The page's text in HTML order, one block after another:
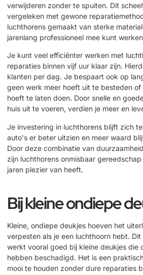
verwijderen zonder te spuiten. Dit
vergeleken met gewone
luchthorens gemaakt van sterke
jarenlang professioneel mee kunt
Je kunt veel efficiënter werken met
reparaties binnen vijf uur klaar zijn.
klanten per dag. Je bespaart ook op
geen werk meer hoeft uit te besteden
hoeft te laten doen. Door snelle en
huis uit te voeren, verdien je meer en
Je investering in luchthorens blijft zich
auto's er beter uitzien en meer waard
Door deze combinatie van
zijn luchthorens onmisbaar
jaren plezier van heeft.
Bij kleine ondiepe
Kleine, ondiepe deukjes hoeven het
verpesten als je een luchthoorn hebt.
werkt vooral goed bij kleine deukjes die
hebben beschadigd. Het is een
mooi te houden zonder dure reparaties